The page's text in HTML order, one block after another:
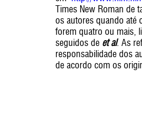
Times New Roman de
os autores quando até
forem quatro ou mais,
seguidos de et al. As
responsabilidade dos
de acordo com os